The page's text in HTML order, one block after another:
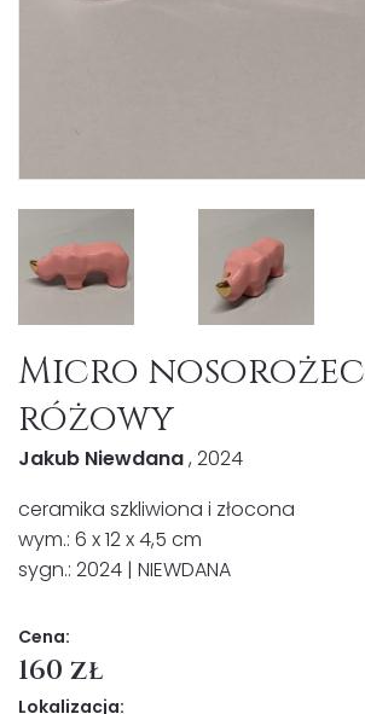
Micro nosorożec
różowy
Jakub Niewdana, 2024
ceramika szkliwiona i złocona
wym.: 6 x 12 x 4,5 cm
sygn.: 2024 | NIEWDANA
Cena:
160 zł
Lokalizacja: